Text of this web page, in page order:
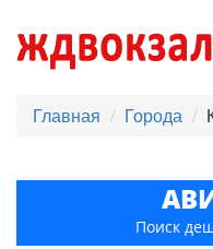
Главная Города
Поиск